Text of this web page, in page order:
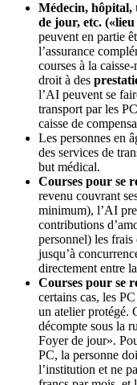
Médecin, hôpital,
de jour, etc.
peuvent en partie
l’assurance
courses à la
droit à des
l’AI peuvent se
transport par les
caisse de
Les personnes en
des services de
but médical.
Courses pour se
revenu couvrant
minimum), l’AI
contributions
personnel) les
jusqu’à
directement entre
Courses pour se
certains cas, les
un atelier protégé.
décompte sous la
Foyer de jour».
PC, la personne
l’institution et ne